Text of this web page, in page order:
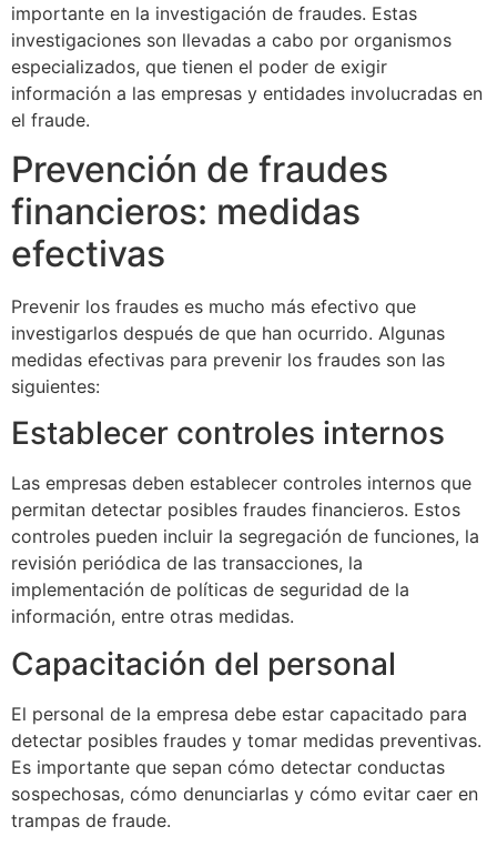
importante en la investigación de fraudes. Estas
investigaciones son llevadas a cabo por organismos
especializados, que tienen el poder de exigir
información a las empresas y entidades involucradas en
el fraude.
Prevención de fraudes
financieros: medidas
efectivas
Prevenir los fraudes es mucho más efectivo que
investigarlos después de que han ocurrido. Algunas
medidas efectivas para prevenir los fraudes son las
siguientes:
Establecer controles internos
Las empresas deben establecer controles internos que
permitan detectar posibles fraudes financieros. Estos
controles pueden incluir la segregación de funciones, la
revisión periódica de las transacciones, la
implementación de políticas de seguridad de la
información, entre otras medidas.
Capacitación del personal
El personal de la empresa debe estar capacitado para
detectar posibles fraudes y tomar medidas preventivas.
Es importante que sepan cómo detectar conductas
sospechosas, cómo denunciarlas y cómo evitar caer en
trampas de fraude.